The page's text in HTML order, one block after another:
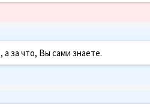
за что, Вы сами знаете.